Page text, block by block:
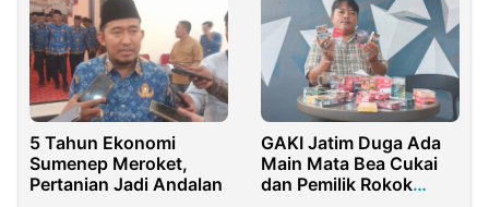
5 Tahun Ekonomi
Sumenep Meroket,
Pertanian Jadi Andalan
GAKI Jatim Duga Ada
Main Mata Bea Cukai
dan Pemilik Rokok